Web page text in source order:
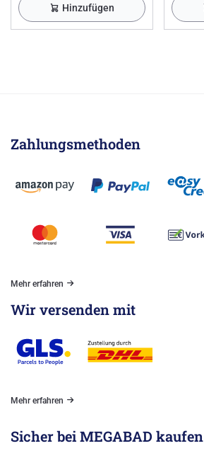
Hinzufügen
Zahlungsmethoden
Mehr erfahren
Wir versenden mit
Mehr erfahren
Sicher bei MEGABAD kaufen